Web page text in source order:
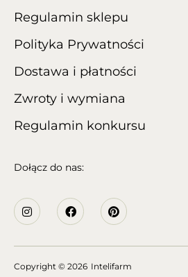
Regulamin sklepu
Polityka Prywatności
Dostawa i płatności
Zwroty i wymiana
Regulamin konkursu
Dołącz do nas:
Copyright © 2026 Intelifarm